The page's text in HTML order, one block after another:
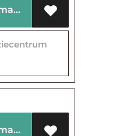
Voeg toe aan mijn winkelmandje
Voeg toe aan mijn winkelmandje